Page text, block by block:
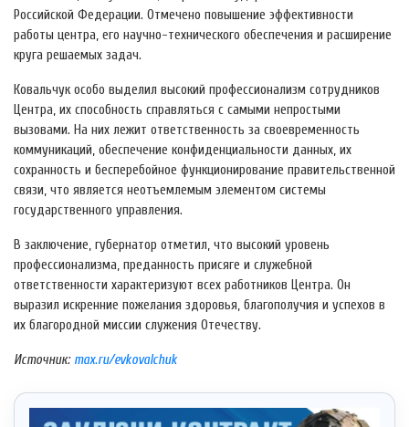
Российской Федерации. Отмечено повышение эффективности
работы центра, его научно-технического обеспечения и расширение
круга решаемых задач.
Ковальчук особо выделил высокий профессионализм сотрудников
Центра, их способность справляться с самыми непростыми
вызовами. На них лежит ответственность за своевременность
коммуникаций, обеспечение конфиденциальности данных, их
сохранность и бесперебойное функционирование правительственной
связи, что является неотъемлемым элементом системы
государственного управления.
В заключение, губернатор отметил, что высокий уровень
профессионализма, преданность присяге и служебной
ответственности характеризуют всех работников Центра. Он
выразил искренние пожелания здоровья, благополучия и успехов в
их благородной миссии служения Отечеству.
Источник: max.ru/evkovalchuk